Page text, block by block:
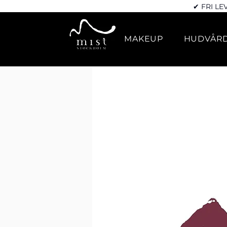
✔ FRI
MAKEUP